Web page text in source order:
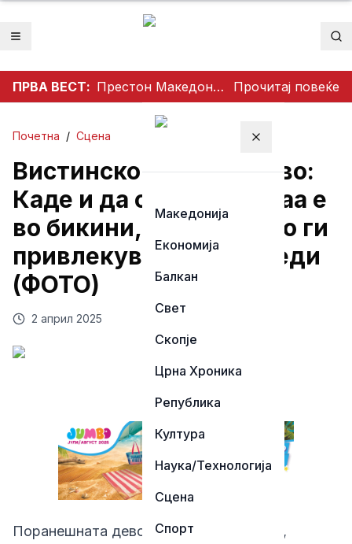
Отвори мени
ПРВА ВЕСТ: Престон Македонија го освои Dockerty Cup по 34 години, Тевере прогласен за најдобар играч Прочитај повеќе
Затвори мени
Македонија
Економија
Балкан
Свет
Скопје
Црна Хроника
Република
Култура
Наука/Технологија
Сцена
Спорт
Почетна / Сцена
Вистинско совршенство:
Каде и да се појави – таа е
во бикини, и заслужено ги
привлекува сите погледи
(ФОТО)
2 април 2025
Поранешната девојка на Џастин Бибер,